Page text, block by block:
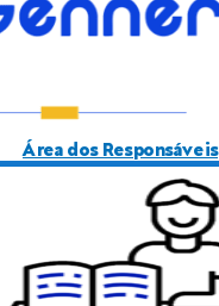
Área dos Responsáveis